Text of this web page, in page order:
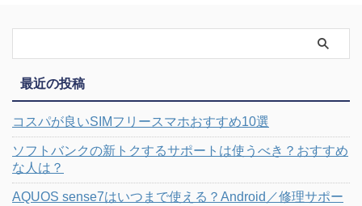
最近の投稿
コスパが良いSIMフリースマホおすすめ10選
ソフトバンクの新トクするサポートは使うべき？おすすめ
な人は？
AQUOS sense7はいつまで使える？Android／修理サポー